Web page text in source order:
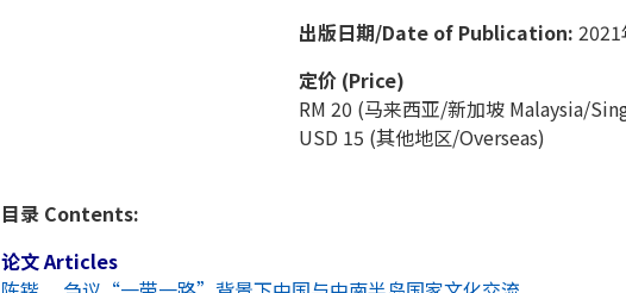
出版日期/Date of Publication:
定价 (Price)
RM 20 (马来西亚/新加坡 Malaysia/
USD 15 (其他地区/Overseas)
目录 Contents:
论文 Articles